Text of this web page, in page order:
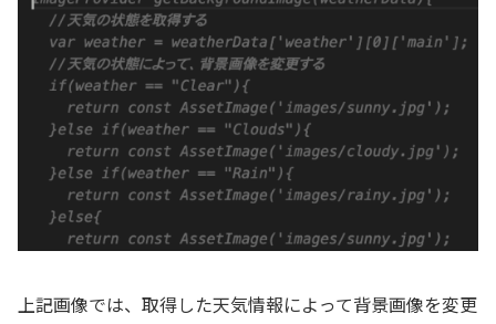
上記画像では、取得した天気情報によって背景画像を変更